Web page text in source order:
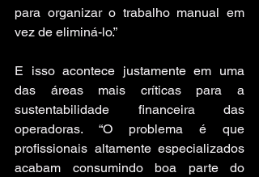
para organizar o trabalho manual em
vez de eliminá-lo.”
E isso acontece justamente em uma
das áreas mais críticas para a
sustentabilidade financeira das
operadoras. “O problema é que
profissionais altamente especializados
acabam consumindo boa parte do